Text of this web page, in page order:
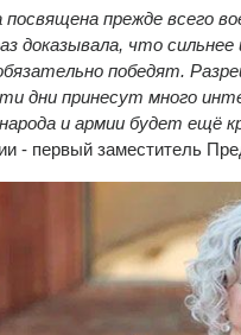
прежде всего
доказывала, что
победят.
дни принесут много
и армии будет ещё
- первый заместитель